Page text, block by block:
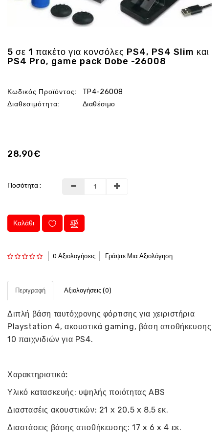
LED
5 σε 1 πακέτο για κονσόλες PS4, PS4 Slim και
PS4 Pro, game pack Dobe -26008
Κωδικός Προϊόντος:
TP4-26008
Διαθεσιμότητα:
Διαθέσιμο
28,90€
Ποσότητα :
Καλάθι
0 Αξιολογήσεις Γράψτε Μια Αξιολόγηση
Περιγραφή Αξιολογήσεις (0)
Διπλή βάση ταυτόχρονης φόρτισης για χειριστήρια
Playstation 4, ακουστικά gaming, βάση αποθήκευσης
10 παιχνιδιών για PS4.
Χαρακτηριστικά:
Υλικό κατασκευής: υψηλής ποιότητας ABS
Διαστασέις ακουστικών: 21 x 20,5 x 8,5 εκ.
Διαστάσεις βάσης αποθήκευσης: 17 x 6 x 4 εκ.